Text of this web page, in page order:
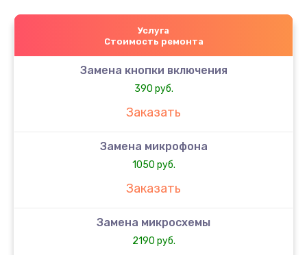
Услуга
Стоимость ремонта
Замена кнопки включения
390 руб.
Заказать
Замена микрофона
1050 руб.
Заказать
Замена микросхемы
2190 руб.